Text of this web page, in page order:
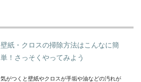
壁紙・クロスの掃除方法はこんなに簡
単！さっそくやってみよう
気がつくと壁紙やクロスが手垢や油などの汚れが